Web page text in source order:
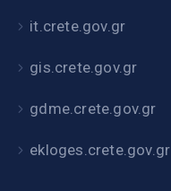
it.crete.gov.gr
gis.crete.gov.gr
gdme.crete.gov.gr
ekloges.crete.gov.gr